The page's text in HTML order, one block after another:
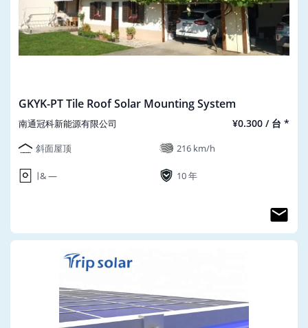
GKYK-PT Tile Roof Solar Mounting System
南通冠科新能源有限公司 ¥0.300 / 台 *
斜面屋顶 216 km/h
∣ & ― 10 年